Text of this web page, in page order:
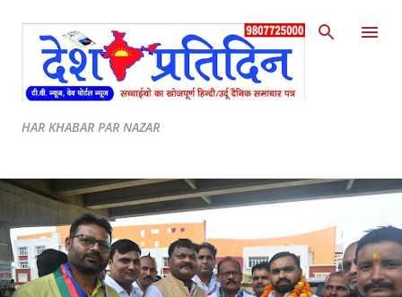
Skip to main content
HAR KHABAR PAR NAZAR